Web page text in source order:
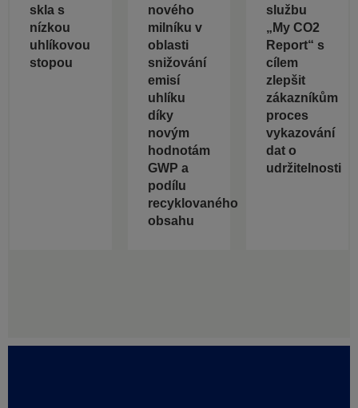
skla s
nízkou
uhlíkovou
stopou
nového
milníku v
oblasti
snižování
emisí
uhlíku
díky
novým
hodnotám
GWP a
podílu
recyklovaného
obsahu
službu
„My CO2
Report“ s
cílem
zlepšit
zákazníkům
proces
vykazování
dat o
udržitelnosti